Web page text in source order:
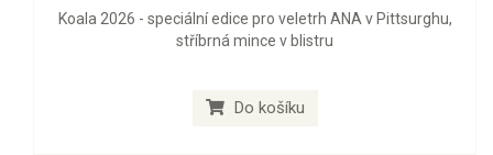
Koala 2026 - speciální edice pro veletrh ANA v Pittsurghu,
stříbrná mince v blistru
Do košíku